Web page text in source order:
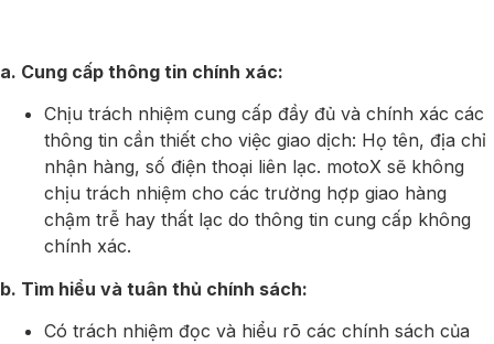
a. Cung cấp thông tin chính xác:
Chịu trách nhiệm cung cấp đầy đủ và chính xác các
thông tin cần thiết cho việc giao dịch: Họ tên, địa chỉ
nhận hàng, số điện thoại liên lạc. motoX sẽ không
chịu trách nhiệm cho các trường hợp giao hàng
chậm trễ hay thất lạc do thông tin cung cấp không
chính xác.
b. Tìm hiểu và tuân thủ chính sách:
Có trách nhiệm đọc và hiểu rõ các chính sách của